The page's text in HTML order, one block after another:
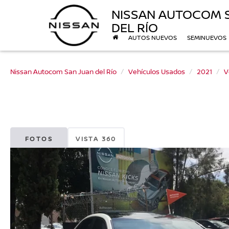
NISSAN AUTOCOM
DEL RÍO
AUTOS NUEVOS SEMINUEVOS
Nissan Autocom San Juan del Río Vehículos Usados 2021
FOTOS VISTA 360